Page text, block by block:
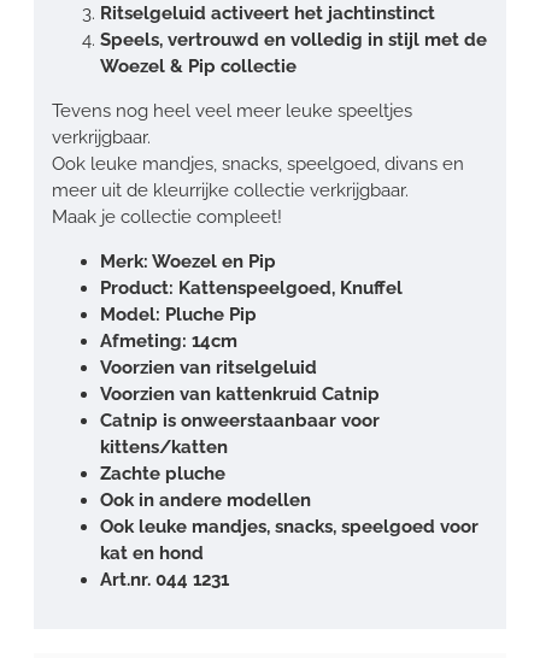
Ritselgeluid activeert het jachtinstinct
Speels, vertrouwd en volledig in stijl met de
Woezel & Pip collectie
Tevens nog heel veel meer leuke speeltjes
verkrijgbaar.
Ook leuke mandjes, snacks, speelgoed, divans en
meer uit de kleurrijke collectie verkrijgbaar.
Maak je collectie compleet!
Merk: Woezel en Pip
Product: Kattenspeelgoed, Knuffel
Model: Pluche Pip
Afmeting: 14cm
Voorzien van ritselgeluid
Voorzien van kattenkruid Catnip
Catnip is onweerstaanbaar voor
kittens/katten
Zachte pluche
Ook in andere modellen
Ook leuke mandjes, snacks, speelgoed voor
kat en hond
Art.nr. 044 1231